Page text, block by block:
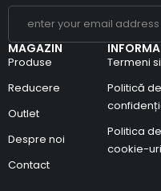
MAGAZIN
Produse
Reducere
Outlet
Despre noi
Contact
Termeni
Politică de
Politica
cookie-